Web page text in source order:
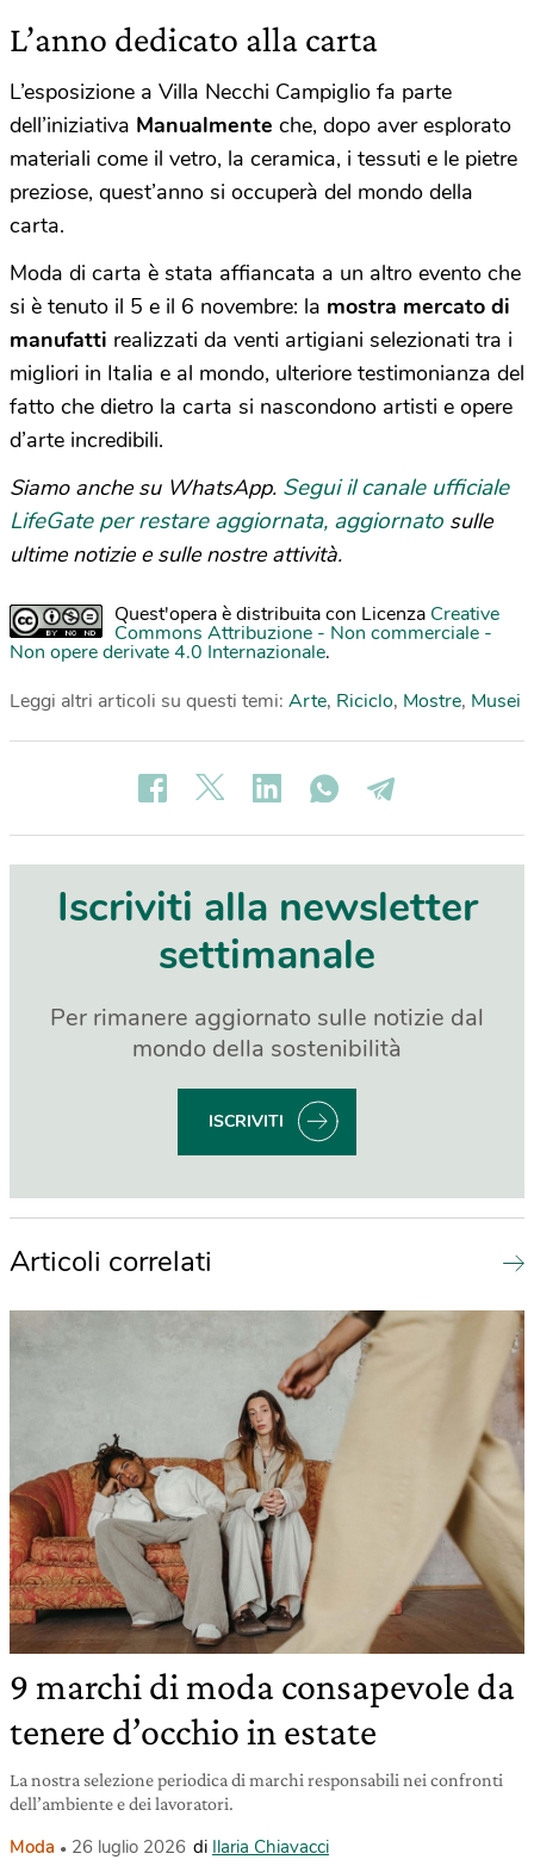
L’anno dedicato alla carta
L’esposizione a Villa Necchi Campiglio fa parte
dell’iniziativa Manualmente che, dopo aver esplorato
materiali come il vetro, la ceramica, i tessuti e le pietre
preziose, quest’anno si occuperà del mondo della
carta.
Moda di carta è stata affiancata a un altro evento che
si è tenuto il 5 e il 6 novembre: la mostra mercato di
manufatti realizzati da venti artigiani selezionati tra i
migliori in Italia e al mondo, ulteriore testimonianza del
fatto che dietro la carta si nascondono artisti e opere
d’arte incredibili.
Siamo anche su WhatsApp. Segui il canale ufficiale
LifeGate per restare aggiornata, aggiornato sulle
ultime notizie e sulle nostre attività.
Quest'opera è distribuita con Licenza Creative
Commons Attribuzione - Non commerciale -
Non opere derivate 4.0 Internazionale.
Leggi altri articoli su questi temi: Arte, Riciclo, Mostre, Musei
Iscriviti alla newsletter
settimanale
Per rimanere aggiornato sulle notizie dal
mondo della sostenibilità
ISCRIVITI
Articoli correlati
9 marchi di moda consapevole da
tenere d’occhio in estate
La nostra selezione periodica di marchi responsabili nei confronti
dell’ambiente e dei lavoratori.
Moda 26 luglio 2026 di Ilaria Chiavacci